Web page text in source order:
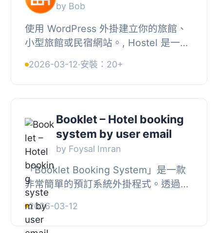
by Bob
使用 WordPress 外掛建立你的旅館、
小型旅館或民宿網站。, Hostel 是一個
你可以透過簡碼發佈訂房表單、房間行
事曆和房間...
2026-03-12·安裝：20+
Booklet – Hotel booking
system by user email
by Foysal Imran
「Booklet Booking System」是一款
非常簡單的預訂系統外掛程式。透過這
款外掛，您可以為顧客新增一個簡單的
預訂表單，讓他們預定任何你提供的服
務。此外掛還...
2026-03-12